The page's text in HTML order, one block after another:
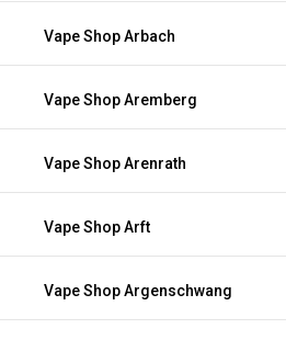
Vape Shop Arbach
Vape Shop Aremberg
Vape Shop Arenrath
Vape Shop Arft
Vape Shop Argenschwang